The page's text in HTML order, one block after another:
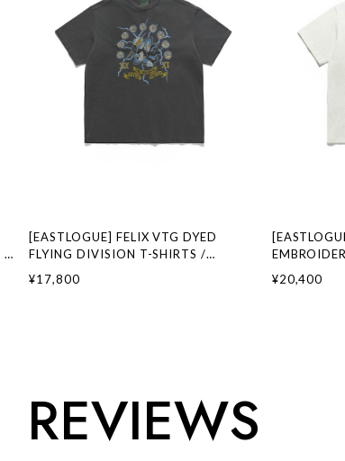
/
[EASTLOGUE] FELIX VTG DYED
FLYING DIVISION T-SHIRTS /
ンド 韓国ファッション 韓国代行 イース
¥17,800
ッション 韓
¥20,400
REVIEWS